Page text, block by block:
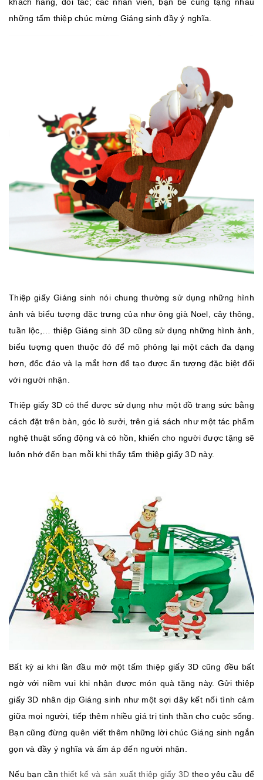
những tấm thiệp chúc mừng Giáng sinh đầy ý nghĩa.
Thiệp giấy Giáng sinh nói chung thường sử dụng những hình
ảnh và biểu tượng đặc trưng của như ông già Noel, cây thông,
tuần lộc,… thiệp Giáng sinh 3D cũng sử dụng những hình ảnh,
biểu tượng quen thuộc đó để mô phỏng lại một cách đa dạng
hơn, đốc đáo và lạ mắt hơn để tạo được ấn tượng đặc biệt đối
với người nhận.
Thiệp giấy 3D có thể được sử dụng như một đồ trang sức bằng
cách đặt trên bàn, góc lò sưởi, trên giá sách như một tác phẩm
nghệ thuật sống động và có hồn, khiến cho người được tặng sẽ
luôn nhớ đến bạn mỗi khi thấy tấm thiệp giấy 3D này.
Bất kỳ ai khi lần đầu mở một tấm thiệp giấy 3D cũng đều bất
ngờ với niềm vui khi nhận được món quà tặng này. Gửi thiệp
giấy 3D nhân dịp Giáng sinh như một sợi dây kết nối tình cảm
giữa mọi người, tiếp thêm nhiều giá trị tinh thần cho cuộc sống.
Bạn cũng đừng quên viết thêm những lời chúc Giáng sinh ngắn
gọn và đầy ý nghĩa và ấm áp đến người nhận.
Nếu bạn cầnthiết kế và sản xuất thiệp giấy 3D theo yêu cầu để